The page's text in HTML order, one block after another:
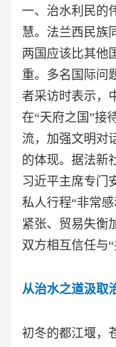
一、治水利民的
慧。法兰西民族
两国应该比其他
重。多名国际问
者采访时表示，
在“天府之国”接
流，加强文明对
的体现。据法新
习近平主席专门
私人行程“非常
紧张、贸易失衡
双方相互信任与“
从治水之道汲取
初冬的都江堰，